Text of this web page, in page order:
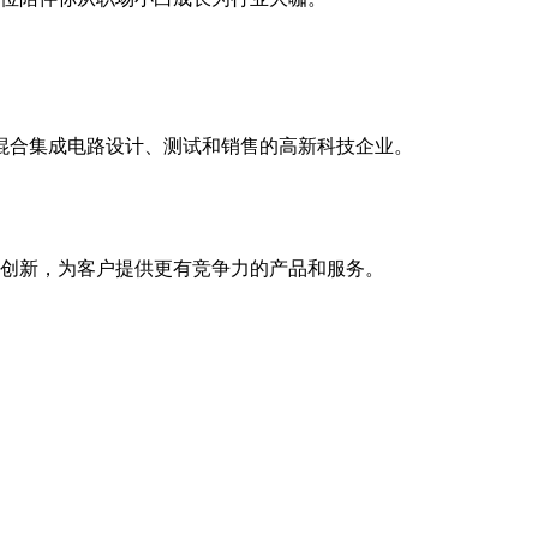
集成电路设计、测试和销售的高新科技企业。
，为客户提供更有竞争力的产品和服务。